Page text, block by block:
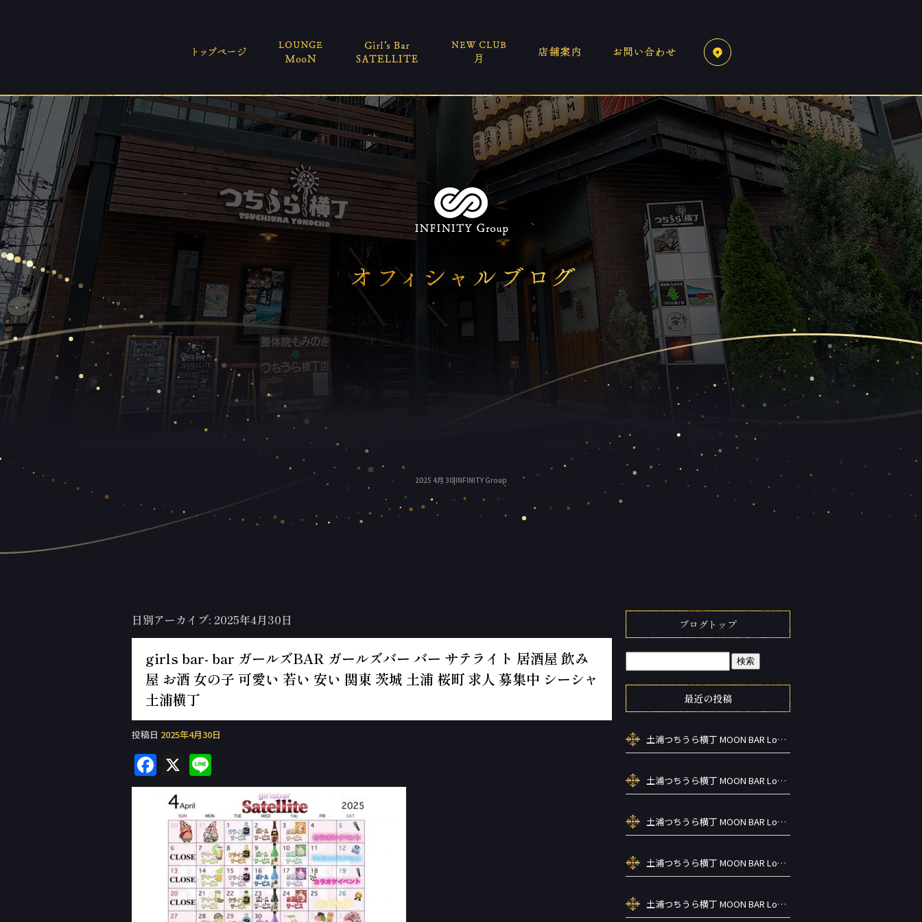
2025 4月 30|INFINITY Group
日別アーカイブ: 2025年4月30日
girls bar- bar ガールズBAR ガールズバー バー サテライト 居酒屋 飲み
屋 お酒 女の子 可愛い 若い 安い 関東 茨城 土浦 桜町 求人 募集中 シーシャ
土浦横丁
投稿日 2025年4月30日
F
a
e
b
o
o
X
n
e
ブログトップ
最近の投稿
土浦つちうら横丁 MOON BAR Lounge ーズメントBAR シーシャカラ オケお酒
土浦つちうら横丁 MOON BAR Lounge ーズメントBAR シーシャカラ オケお酒
土浦つちうら横丁 MOON BAR Lounge ーズメントBAR シーシャカラ オケお酒
土浦つちうら横丁 MOON BAR Lounge ーズメントBAR シーシャカラ オケお酒
土浦つちうら横丁 MOON BAR Lounge ーズメントBAR シーシャカラ オケお酒